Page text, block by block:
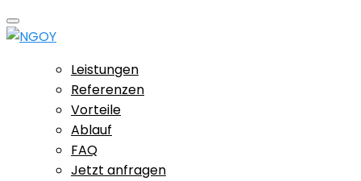
Leistungen
Referenzen
Vorteile
Ablauf
FAQ
Jetzt anfragen